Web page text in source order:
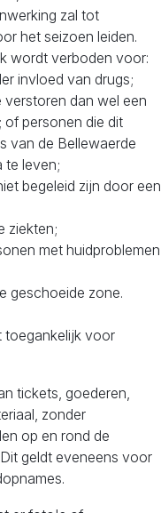
zal tot
het seizoen leiden.
wordt verboden voor:
invloed van drugs;
dan wel een
of personen die dit
van de Bellewaerde
te leven;
begeleid zijn door een
ziekten;
met huidproblemen
geschoeide zone.
toegankelijk voor
tickets, goederen,
zonder
op en rond de
geldt eveneens voor